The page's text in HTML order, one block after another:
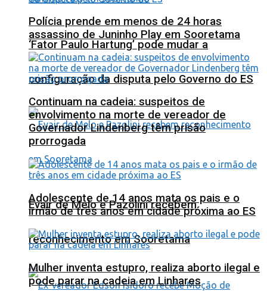
‘Fator Paulo Hartung’ pode mudar a
configuração da disputa pelo Governo do ES
Evair de Melo e Pazolini recebem
reconhecimento em Sooretama
Polícia prende em menos de 24 horas
assassino de Juninho Play em Sooretama
Continuam na cadeia: suspeitos de
envolvimento na morte de vereador de
Governador Lindenberg têm prisão
prorrogada
Adolescente de 14 anos mata os pais e o
irmão de três anos em cidade próxima ao ES
Mulher inventa estupro, realiza aborto ilegal e
pode parar na cadeia em Linhares